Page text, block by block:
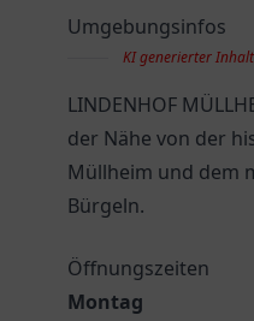
Umgebungsinfos
KI generierter
LINDENHOF
der Nähe von der
Müllheim und dem
Bürgeln.
Öffnungszeiten
Montag